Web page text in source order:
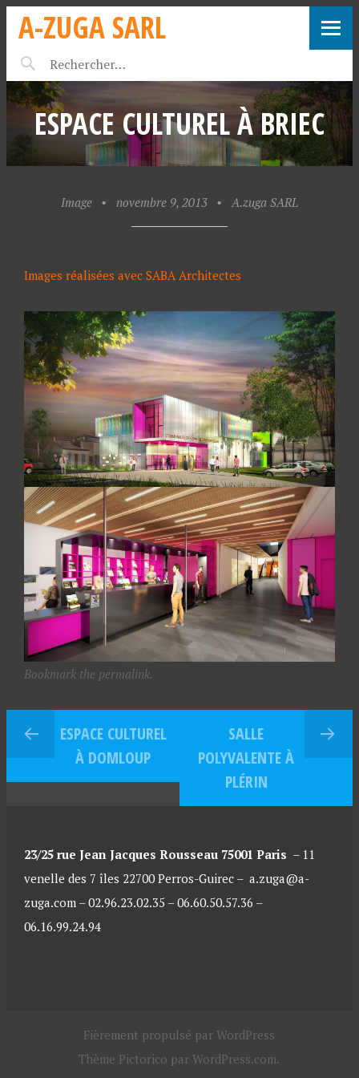
A-ZUGA SARL
ESPACE CULTUREL À BRIEC
Image • novembre 9, 2013 • A.zuga SARL
Images réalisées avec SABA Architectes
Bookmark the permalink.
ESPACE CULTUREL
À DOMLOUP
SALLE
POLYVALENTE À
PLÉRIN
23/25 rue Jean Jacques Rousseau 75001 Paris – 11
venelle des 7 îles 22700 Perros-Guirec – a.zuga@a-
zuga.com – 02.96.23.02.35 – 06.60.50.57.36 –
06.16.99.24.94
Fièrement propulsé par WordPress
Thème Pictorico parWordPress.com.